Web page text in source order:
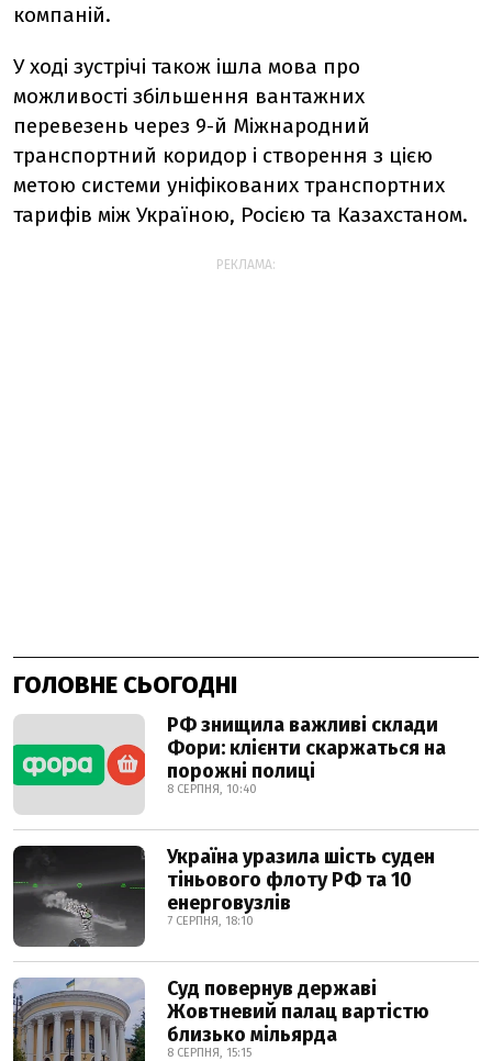
компаній.
У ході зустрічі також ішла мова про
можливості збільшення вантажних
перевезень через 9-й Міжнародний
транспортний коридор і створення з цією
метою системи уніфікованих транспортних
тарифів між Україною, Росією та Казахстаном.
РЕКЛАМА:
ГОЛОВНЕ СЬОГОДНІ
РФ знищила важливі склади
Фори: клієнти скаржаться на
порожні полиці
8 СЕРПНЯ, 10:40
Україна уразила шість суден
тіньового флоту РФ та 10
енерговузлів
7 СЕРПНЯ, 18:10
Суд повернув державі
Жовтневий палац вартістю
близько мільярда
8 СЕРПНЯ, 15:15